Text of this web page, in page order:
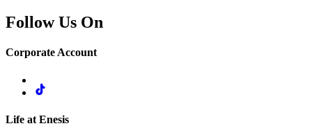
Follow Us On
Corporate Account
Life at Enesis